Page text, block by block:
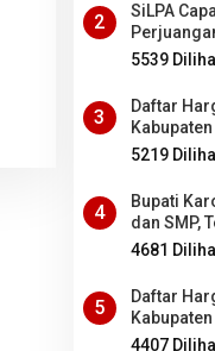
2
SiLPA
5539
3
Daftar
5219
4
Bupati
dan SMP,
4681
5
Daftar
4407